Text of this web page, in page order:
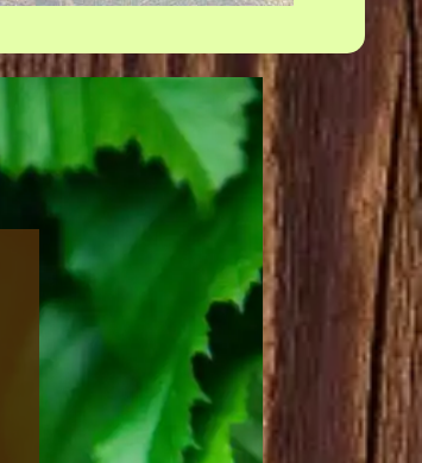
RECOURIR À UN PRIX ÉTÊTAGE
GOMMONVILLER
Pour tous vos projets dans le domaine des arbres,
JH elagage qui est performante en la matière. Quelle
professionnelle est apte à vous satisfaire. Pour le
clients de connaître tous ses inconvénients avant de